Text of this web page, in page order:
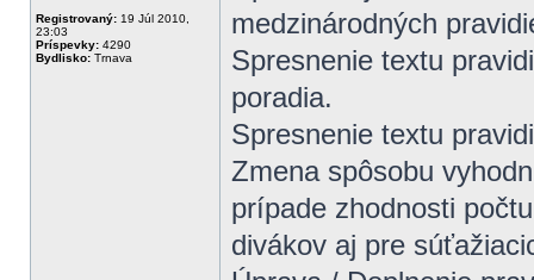
Registrovaný: 19 Júl 2010,
23:03
Príspevky: 4290
Bydlisko: Trnava
medzinárodných
Spresnenie textu
poradia.
Spresnenie textu
Zmena spôsobu
prípade zhodnosti
divákov aj pre